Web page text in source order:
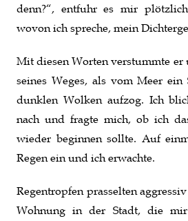
denn?“, entfuhr es mir
wovon ich spreche, mein
Mit diesen Worten verstummte er
seines Weges, als vom Meer
dunklen Wolken aufzog. Ich
nach und fragte mich, ob ich
wieder beginnen sollte. Auf
Regen ein und ich erwachte.
Regentropfen prasselten
Wohnung in der Stadt, die mir